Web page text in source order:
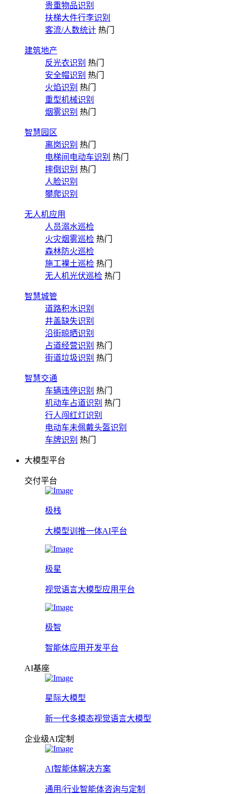
贵重物品识别
扶梯大件行李识别
客流/人数统计 热门
建筑地产
反光衣识别 热门
安全帽识别 热门
火焰识别 热门
重型机械识别
烟雾识别 热门
智慧园区
离岗识别 热门
电梯间电动车识别 热门
摔倒识别 热门
人脸识别
攀爬识别
无人机应用
人员溺水巡检
火灾烟雾巡检 热门
森林防火巡检
施工裸土巡检 热门
无人机光伏巡检 热门
智慧城管
道路积水识别
井盖缺失识别
沿街晾晒识别
占道经营识别 热门
街道垃圾识别 热门
智慧交通
车辆违停识别 热门
机动车占道识别 热门
行人闯红灯识别
电动车未佩戴头盔识别
车牌识别 热门
大模型平台
交付平台
极栈
大模型训推一体AI平台
极星
视觉语言大模型应用平台
极智
智能体应用开发平台
AI基座
星际大模型
新一代多模态视觉语言大模型
企业级AI定制
AI智能体解决方案
通用/行业智能体咨询与定制